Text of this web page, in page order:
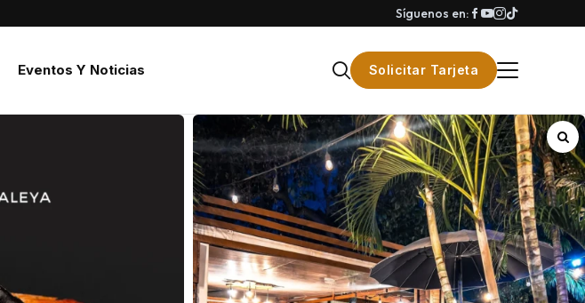
Síguenos en:
Eventos Y Noticias Solicitar Tarjeta